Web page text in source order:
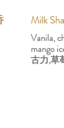
Milk
Vanila,
mango
古力,草